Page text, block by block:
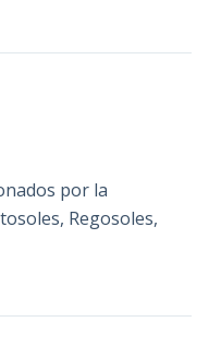
por la
Regosoles,